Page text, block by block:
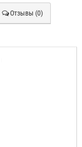
Отзывы (0)